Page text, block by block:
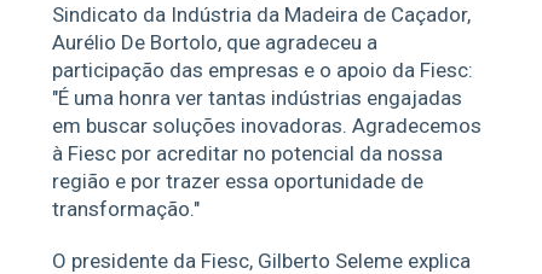
Sindicato da Indústria da Madeira de Caçador,
Aurélio De Bortolo, que agradeceu a
participação das empresas e o apoio da Fiesc:
"É uma honra ver tantas indústrias engajadas
em buscar soluções inovadoras. Agradecemos
à Fiesc por acreditar no potencial da nossa
região e por trazer essa oportunidade de
transformação."
O presidente da Fiesc, Gilberto Seleme explica